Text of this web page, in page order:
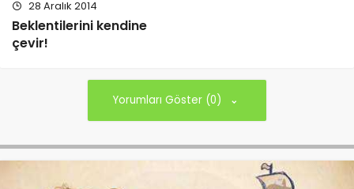
28 Aralık 2014
Beklentilerini kendine
çevir!
Yorumları Göster (0)